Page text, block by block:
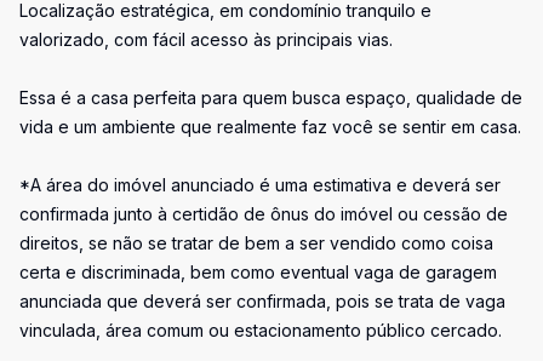
Localização estratégica, em condomínio tranquilo e
valorizado, com fácil acesso às principais vias.
Essa é a casa perfeita para quem busca espaço, qualidade de
vida e um ambiente que realmente faz você se sentir em casa.
*A área do imóvel anunciado é uma estimativa e deverá ser
confirmada junto à certidão de ônus do imóvel ou cessão de
direitos, se não se tratar de bem a ser vendido como coisa
certa e discriminada, bem como eventual vaga de garagem
anunciada que deverá ser confirmada, pois se trata de vaga
vinculada, área comum ou estacionamento público cercado.